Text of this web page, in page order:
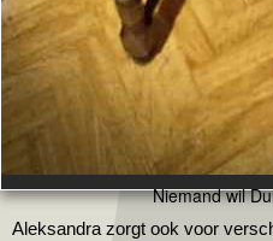
Niemand wil
Aleksandra zorgt ook voor